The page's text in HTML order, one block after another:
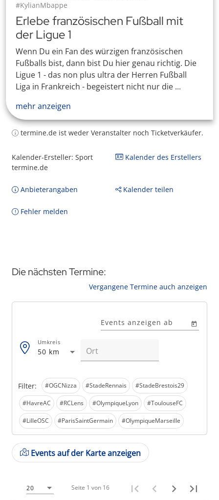
#KylianMbappe
Erlebe französischen Fußball mit
der Ligue 1
Wenn Du ein Fan des würzigen französischen
Fußballs bist, dann bist Du hier genau richtig. Die
Ligue 1 - das non plus ultra der Herren Fußball
Liga in Frankreich - begeistert nicht nur die ...
mehr anzeigen
termine.de ist weder Veranstalter noch Ticketverkäufer.
Kalender-Ersteller: Sport
termine.de
Kalender des Erstellers
Anbieterangaben Kalender teilen
Fehler melden
Die nächsten Termine:
Vergangene Termine auch anzeigen
Filter: #OGCNizza #StadeRennais #StadeBrestois29
#HavreAC #RCLens #OlympiqueLyon #ToulouseFC
#LilleOSC #ParisSaintGermain #OlympiqueMarseille
Events anzeigen ab
50 km
Umkreis
Events auf der Karte anzeigen
20 Seite 1 von 16